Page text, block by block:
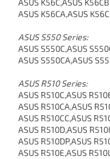
ASUS K56C,ASUS K56CB
ASUS K56CA,ASUS
ASUS S550 Series:
ASUS S550C,ASUS
ASUS S550CA,ASUS
ASUS R510 Series:
ASUS R510C,ASUS
ASUS R510CA,ASUS
ASUS R510CC,ASUS
ASUS R510D,ASUS
ASUS R510DP,ASUS
ASUS R510E,ASUS